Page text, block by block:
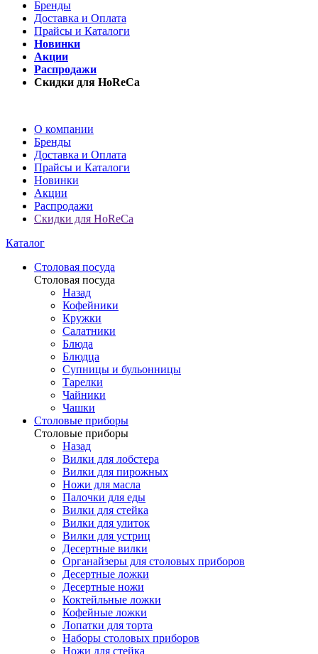
Бренды
Доставка и Оплата
Прайсы и Каталоги
Новинки
Акции
Распродажи
Скидки для HoReCa
О компании
Бренды
Доставка и Оплата
Прайсы и Каталоги
Новинки
Акции
Распродажи
Скидки для HoReCa
Каталог
Столовая посуда
Столовая посуда
Назад
Кофейники
Кружки
Салатники
Блюда
Блюдца
Супницы и бульонницы
Тарелки
Чайники
Чашки
Cтоловые приборы
Cтоловые приборы
Назад
Вилки для лобстера
Вилки для пирожных
Ножи для масла
Палочки для еды
Вилки для стейка
Вилки для улиток
Вилки для устриц
Десертные вилки
Органайзеры для столовых приборов
Десертные ложки
Десертные ножи
Коктейльные ложки
Кофейные ложки
Лопатки для торта
Наборы столовых приборов
Ножи для стейка